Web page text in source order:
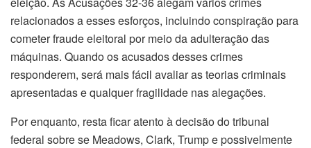
relacionados a esses esforços, incluindo conspiração para
cometer fraude eleitoral por meio da adulteração das
máquinas. Quando os acusados desses crimes
responderem, será mais fácil avaliar as teorias criminais
apresentadas e qualquer fragilidade nas alegações.
Por enquanto, resta ficar atento à decisão do tribunal
federal sobre se Meadows, Clark, Trump e possivelmente